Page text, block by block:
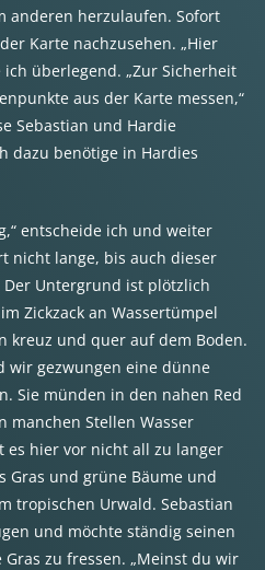
anderen herzulaufen. Sofort
Karte nachzusehen. „Hier
ich überlegend. „Zur Sicherheit
aus der Karte messen,“
Sebastian und Hardie
dazu benötige in Hardies
entscheide ich und weiter
nicht lange, bis auch dieser
Untergrund ist plötzlich
Zickzack an Wassertümpel
kreuz und quer auf dem Boden.
wir gezwungen eine dünne
Sie münden in den nahen Red
manchen Stellen Wasser
es hier vor nicht all zu langer
Gras und grüne Bäume und
tropischen Urwald. Sebastian
und möchte ständig seinen
zu fressen. „Meinst du wir